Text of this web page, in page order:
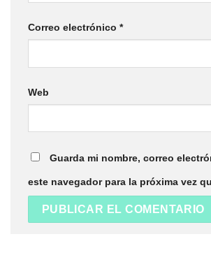
Correo electrónico *
Web
Guarda mi nombre, correo
este navegador para la próxima vez